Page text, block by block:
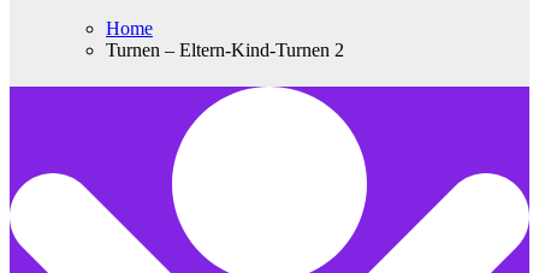
Home
Turnen – Eltern-Kind-Turnen 2